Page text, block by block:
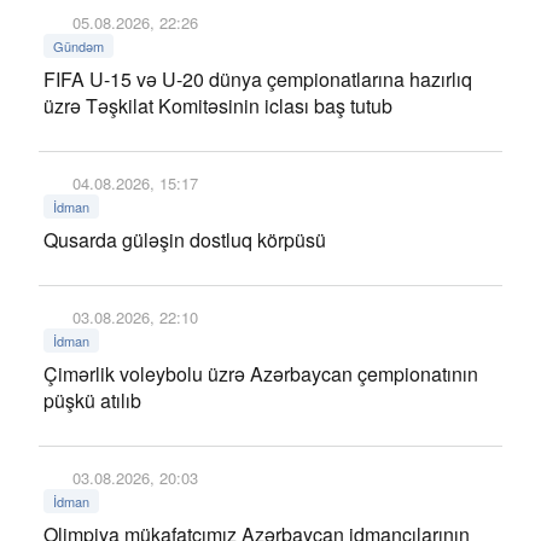
05.08.2026, 22:26
Gündəm
FIFA U-15 və U-20 dünya çempionatlarına hazırlıq
üzrə Təşkilat Komitəsinin iclası baş tutub
04.08.2026, 15:17
İdman
Qusarda güləşin dostluq körpüsü
03.08.2026, 22:10
İdman
Çimərlik voleybolu üzrə Azərbaycan çempionatının
püşkü atılıb
03.08.2026, 20:03
İdman
Olimpiya mükafatçımız Azərbaycan idmançılarının